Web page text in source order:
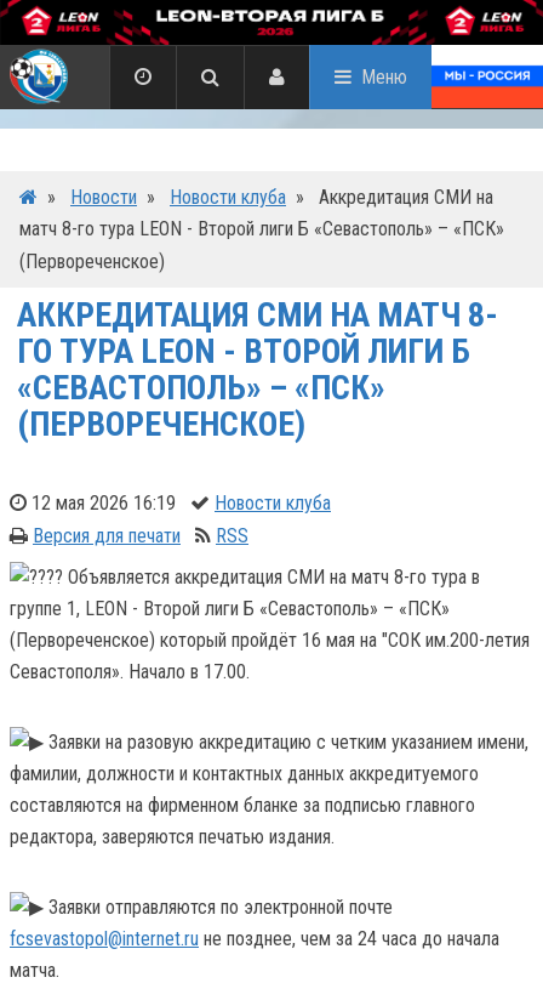
Меню
» Новости » Новости клуба »
Аккредитация СМИ на
матч 8-го тура LEON - Второй лиги Б «Севастополь» – «ПСК»
(Первореченское)
АККРЕДИТАЦИЯ СМИ НА МАТЧ 8-
ГО ТУРА LEON - ВТОРОЙ ЛИГИ Б
«СЕВАСТОПОЛЬ» – «ПСК»
(ПЕРВОРЕЧЕНСКОЕ)
12 мая 2026 16:19
Новости клуба
Версия для печати
RSS
Объявляется аккредитация СМИ на матч 8-го тура в
группе 1, LEON - Второй лиги Б «Севастополь» – «ПСК»
(Первореченское) который пройдёт 16 мая на "СОК им.200-летия
Севастополя». Начало в 17.00.
Заявки на разовую аккредитацию с четким указанием имени,
фамилии, должности и контактных данных аккредитуемого
составляются на фирменном бланке за подписью главного
редактора, заверяются печатью издания.
Заявки отправляются по электронной почте
fcsevastopol@internet.ru не позднее, чем за 24 часа до начала
матча.